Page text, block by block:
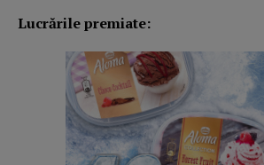
Lucrările premiate: